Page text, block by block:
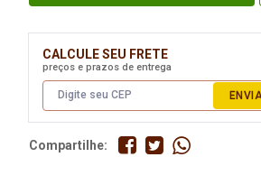
CALCULE SEU FRETE
preços e prazos de entrega
Compartilhe: